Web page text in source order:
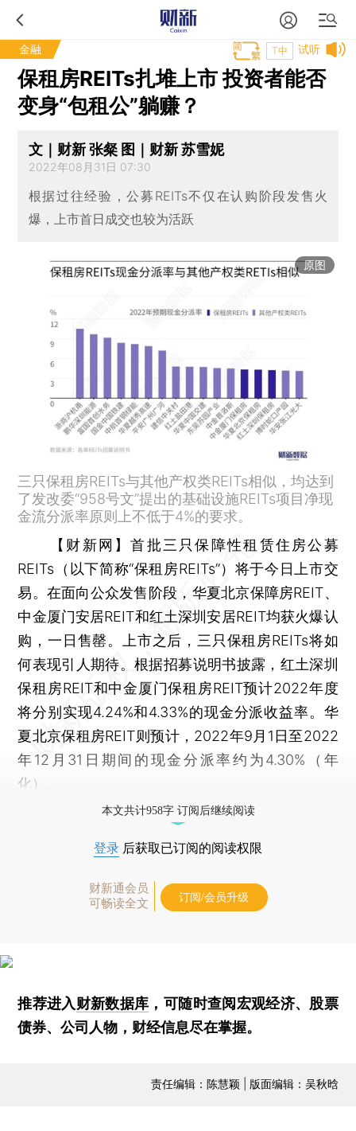
金融 试听
T中
保租房REITs扎堆上市 投资者能否
变身“包租公”躺赚？
文｜财新 张粲 图｜财新 苏雪妮
2022年08月31日 07:30
根据过往经验，公募REITs不仅在认购阶段发售火
爆，上市首日成交也较为活跃
原图
三只保租房REITs与其他产权类REITs相似，均达到
了发改委“958号文”提出的基础设施REITs项目净现
金流分派率原则上不低于4%的要求。
【财新网】首批三只保障性租赁住房公募
REITs（以下简称“保租房REITs”）将于今日上市交
易。在面向公众发售阶段，华夏北京保障房REIT、
中金厦门安居REIT和红土深圳安居REIT均获火爆认
购，一日售罄。上市之后，三只保租房REITs将如
何表现引人期待。根据招募说明书披露，红土深圳
保租房REIT和中金厦门保租房REIT预计2022年度
将分别实现4.24%和4.33%的现金分派收益率。华
夏北京保租房REIT则预计，2022年9月1日至2022
年12月31日期间的现金分派率约为4.30%（年
化）。
本文共计958字 订阅后继续阅读
登录 后获取已订阅的阅读权限
财新通会员
可畅读全文
订阅/会员升级
推荐进入财新数据库 ，可随时查阅宏观经济、股票
债券、公司人物，财经信息尽在掌握。
责任编辑：陈慧颖 | 版面编辑：吴秋晗